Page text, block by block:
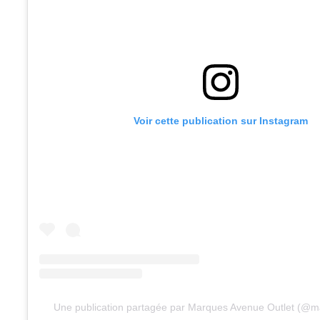
Voir cette publication sur Instagram
Une publication partagée par Marques Avenue Outlet